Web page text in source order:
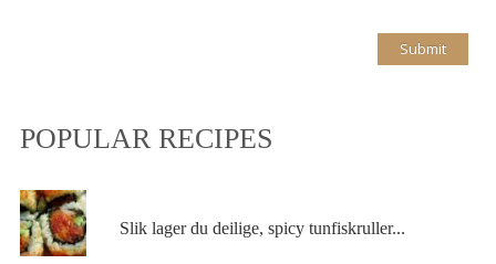
POPULAR RECIPES
Slik lager du deilige, spicy tunfiskruller...